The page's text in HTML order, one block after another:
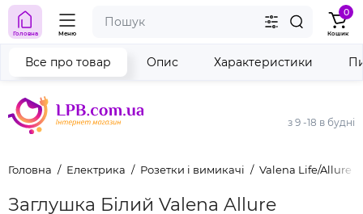
з 9 -18 в будні
Головна Меню
0
Кошик
Головна Електрика Розетки і вимикачі Valena Life/Allure
Заглушка Білий Valena Allure
Все про товар Опис Характеристики